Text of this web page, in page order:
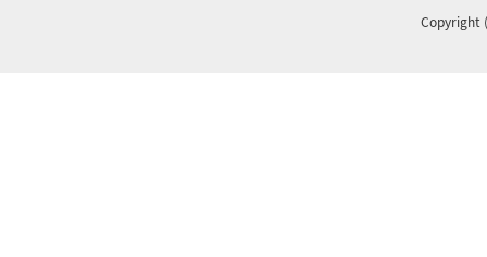
Copyright